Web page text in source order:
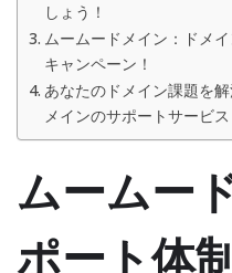
しょう！
ムームードメイン：ドメ
キャンペーン！
あなたのドメイン課題を
メインのサポートサービス
ムームー
ポート体